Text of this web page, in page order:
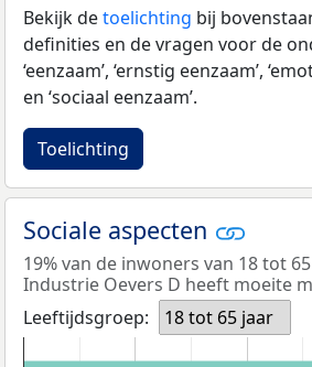
Bekijk detoelichting bij
definities en de vragen voor de
‘eenzaam’, ‘ernstig eenzaam’,
en ‘sociaal eenzaam’.
Toelichting
Sociale aspecten
19% van de inwoners van 18 tot
Industrie Oevers D heeft moeite
Leeftijdsgroep:
18 tot 65 jaar